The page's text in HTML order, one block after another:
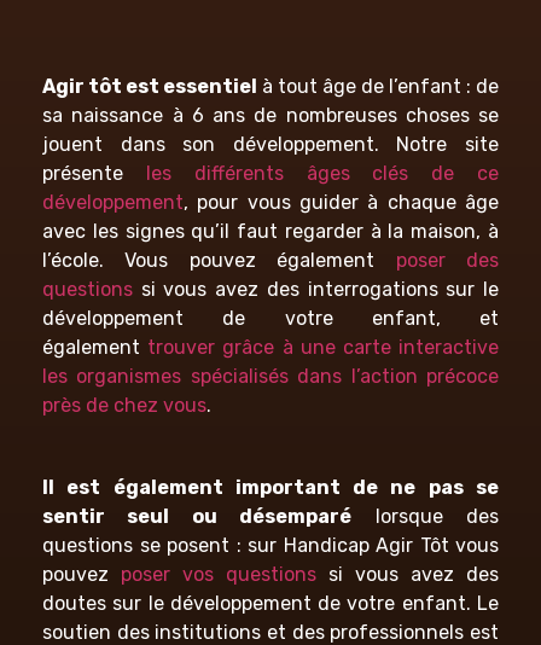
Agir tôt est essentiel à tout âge de l’enfant : de
sa naissance à 6 ans de nombreuses choses se
jouent dans son développement. Notre site
présente les différents âges clés de ce
développement, pour vous guider à chaque âge
avec les signes qu’il faut regarder à la maison, à
l’école. Vous pouvez également poser des
questions si vous avez des interrogations sur le
développement de votre enfant, et
également trouver grâce à une carte interactive
les organismes spécialisés dans l’action précoce
près de chez vous.
Il est également important de ne pas se
sentir seul ou désemparé lorsque des
questions se posent : sur Handicap Agir Tôt vous
pouvez poser vos questions si vous avez des
doutes sur le développement de votre enfant. Le
soutien des institutions et des professionnels est